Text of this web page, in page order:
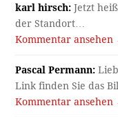
karl hirsch: Jetzt
der Standort…
Kommentar ansehen
Pascal Permann:
Link finden Sie das
Kommentar ansehen